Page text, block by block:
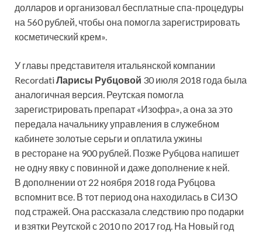
долларов и организовал бесплатные спа-процедуры
на 560 рублей, чтобы она помогла зарегистрировать
косметический крем».
У главы представителя итальянской компании
RecordatiЛарисы Рубцовой 30 июля 2018 года была
аналогичная версия. Реутская помогла
зарегистрировать препарат «Изофра», а она за это
передала начальнику управления в служебном
кабинете золотые серьги и оплатила ужины
в ресторане на 900 рублей. Позже Рубцова напишет
не одну явку с повинной и даже дополнение к ней.
В дополнении от 22 ноября 2018 года Рубцова
вспомнит все. В тот период она находилась в СИЗО
под стражей. Она рассказала следствию про подарки
и взятки Реутской с 2010 по 2017 год. На Новый год